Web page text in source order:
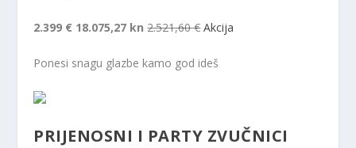
2.399 € 18.075,27 kn 2.521,60 € Akcija
Ponesi snagu glazbe kamo god ideš
PRIJENOSNI I PARTY ZVUČNICI